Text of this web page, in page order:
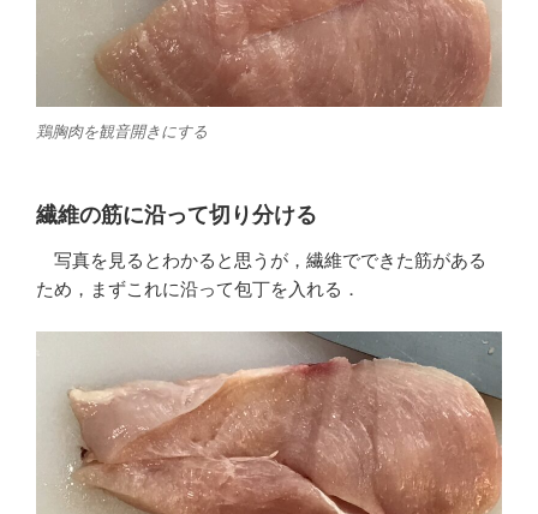
鶏胸肉を観音開きにする
繊維の筋に沿って切り分ける
写真を見るとわかると思うが，繊維でできた筋がある
ため，まずこれに沿って包丁を入れる．